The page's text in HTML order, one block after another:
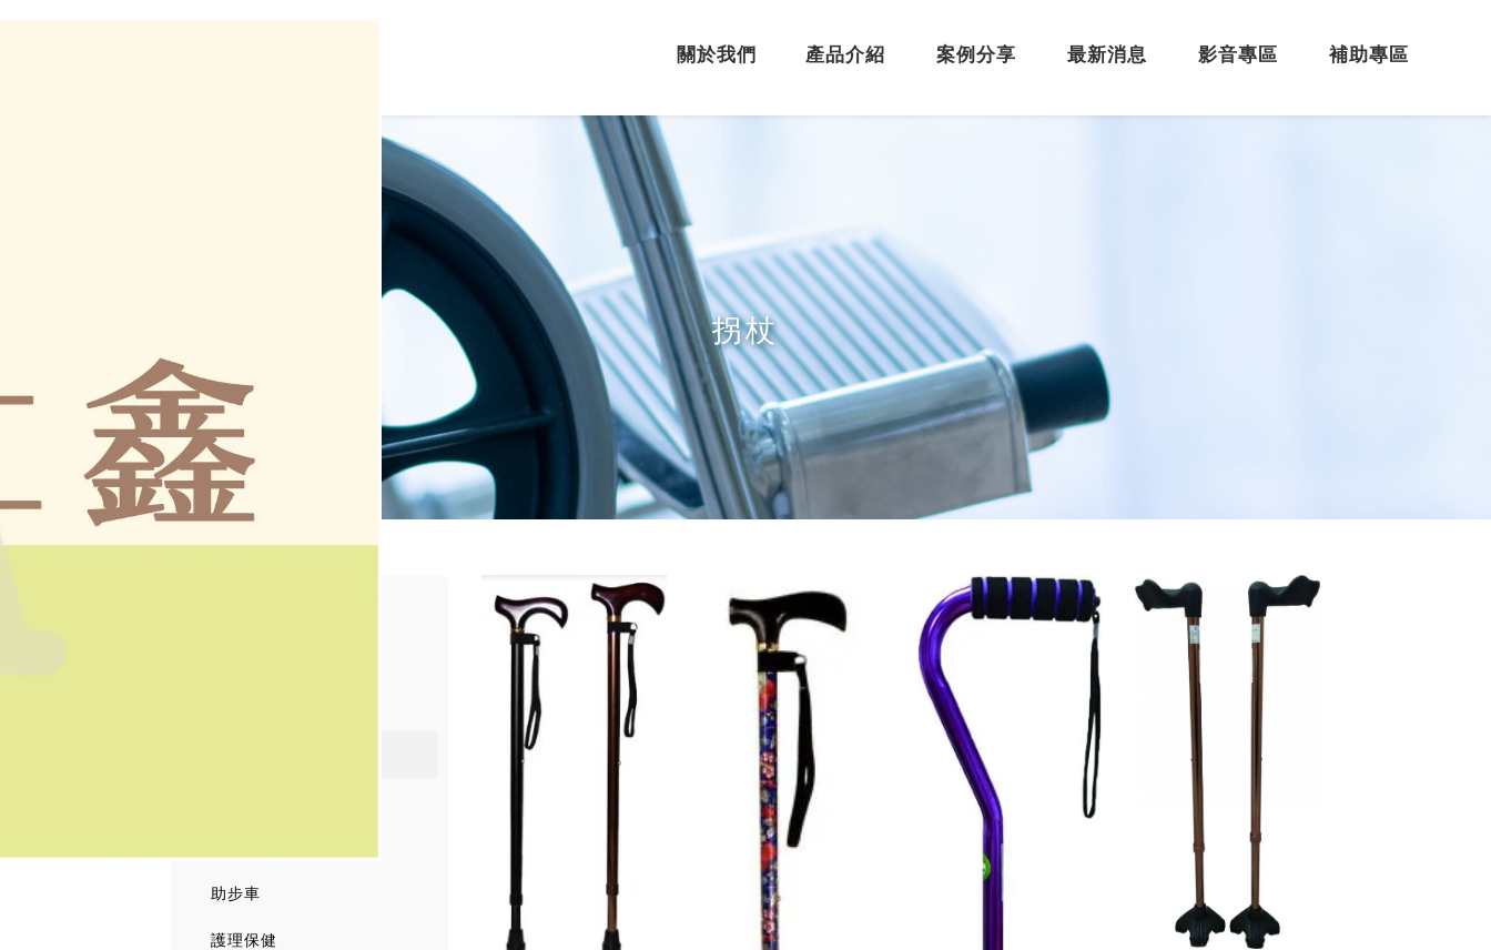
關於我們 產品介紹 案例分享 最新消息 影音專區 補助專區
拐杖
助步車
護理保健